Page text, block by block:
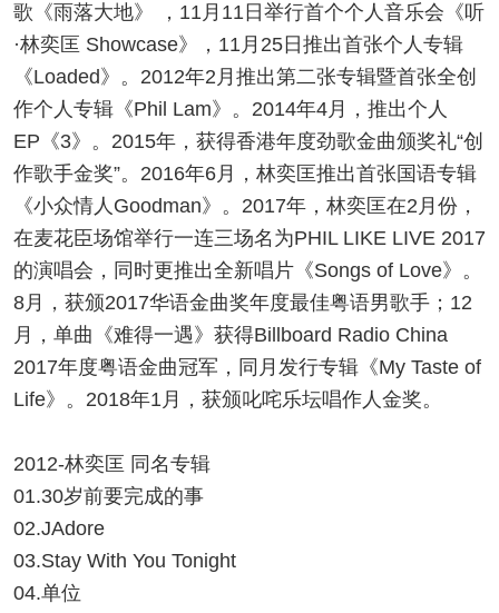
歌《雨落大地》 ，11月11日举行首个个人音乐会《听
·林奕匡 Showcase》，11月25日推出首张个人专辑
《Loaded》。2012年2月推出第二张专辑暨首张全创
作个人专辑《Phil Lam》。2014年4月，推出个人
EP《3》。2015年，获得香港年度劲歌金曲颁奖礼“创
作歌手金奖”。2016年6月，林奕匡推出首张国语专辑
《小众情人Goodman》。2017年，林奕匡在2月份，
在麦花臣场馆举行一连三场名为PHIL LIKE LIVE 2017
的演唱会，同时更推出全新唱片《Songs of Love》。
8月，获颁2017华语金曲奖年度最佳粤语男歌手；12
月，单曲《难得一遇》获得Billboard Radio China
2017年度粤语金曲冠军，同月发行专辑《My Taste of
Life》。2018年1月，获颁叱咤乐坛唱作人金奖。
2012-林奕匡 同名专辑
01.30岁前要完成的事
02.JAdore
03.Stay With You Tonight
04.单位